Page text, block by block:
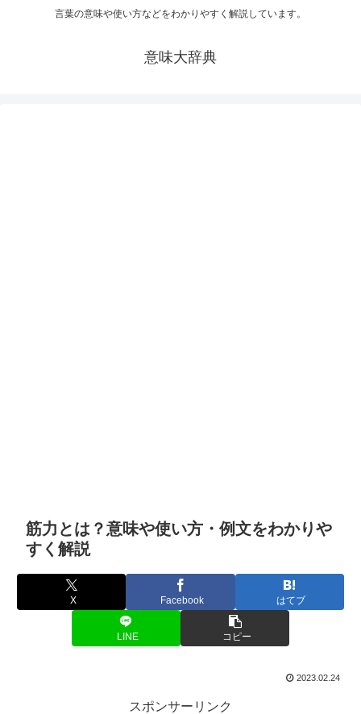
言葉の意味や使い方などをわかりやすく解説しています。
意味大辞典
筋力とは？意味や使い方・例文をわかりや
すく解説
X Facebook はてブ
LINE コピー
2023.02.24
スポンサーリンク